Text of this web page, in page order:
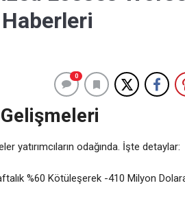
0
yatırımcıların odağında. İşte detaylar:
%60 Kötüleşerek -410 Milyon